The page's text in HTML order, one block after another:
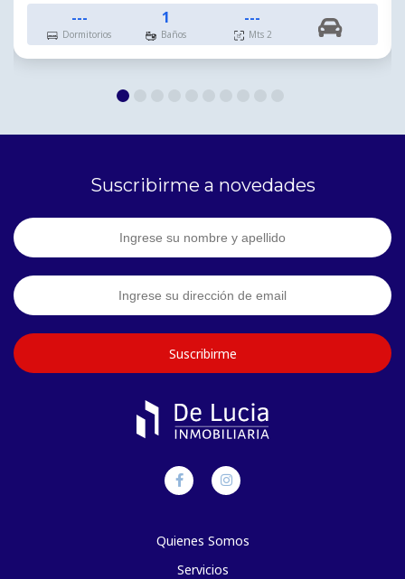
---
Dormitorios
1
Baños
---
Mts 2
Suscribirme a novedades
Suscribirme
Quienes Somos
Servicios